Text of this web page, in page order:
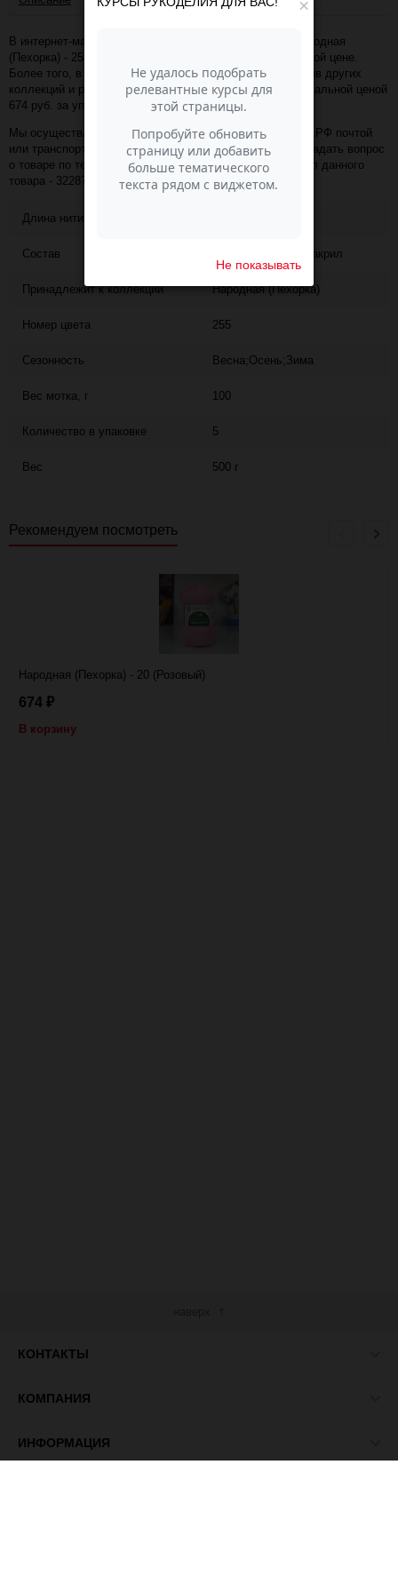
В интернет-магазине Пасма-Шоп, вы можете купить Народная
(Пехорка) - 255 (Джинсовый) (артикул - 32287) по отличной цене.
Более того, в разделе "" имеется порядка 50 000 товаров других
коллекций и расцветок этого же производителя с минимальной ценой
674 руб. за упаковку!
Мы осуществляем доставку в любой населённый пункт РФ почтой
или транспортной компанией СДЭК. Также, вы можете задать вопрос
о товаре по телефону +7 (343) 200-68-80, назвав артикул данного
товара - 32287
Длина нити
Состав 30% шерсть, 70% акрил
Принадлежит к коллекции Народная (Пехорка)
Номер цвета 255
Сезонность Весна;Осень;Зима
Вес мотка, г 100
Количество в упаковке 5
Вес 500 г
Рекомендуем посмотреть
Народная (Пехорка) - 20 (Розовый)
674 ₽
В корзину
КОНТАКТЫ
КОМПАНИЯ
ИНФОРМАЦИЯ
×
Не показывать